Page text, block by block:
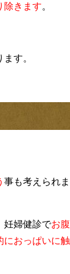
除きます。
す。
事も考えられま
妊婦健診でお腹
におっぱいに触